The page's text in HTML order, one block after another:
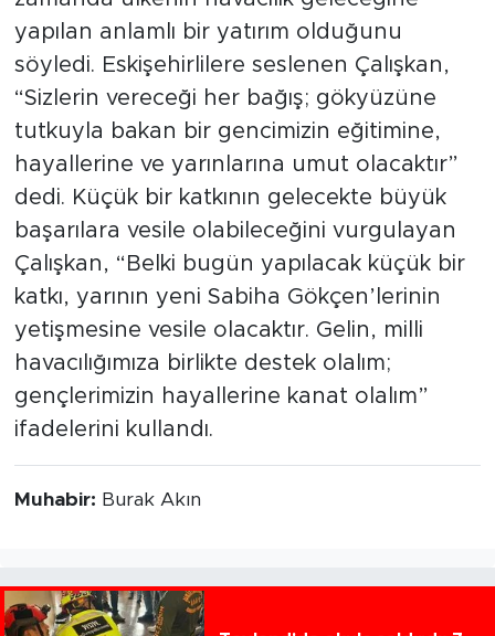
yapılan anlamlı bir yatırım olduğunu
söyledi. Eskişehirlilere seslenen Çalışkan,
“Sizlerin vereceği her bağış; gökyüzüne
tutkuyla bakan bir gencimizin eğitimine,
hayallerine ve yarınlarına umut olacaktır”
dedi. Küçük bir katkının gelecekte büyük
başarılara vesile olabileceğini vurgulayan
Çalışkan, “Belki bugün yapılacak küçük bir
katkı, yarının yeni Sabiha Gökçen’lerinin
yetişmesine vesile olacaktır. Gelin, milli
havacılığımıza birlikte destek olalım;
gençlerimizin hayallerine kanat olalım”
ifadelerini kullandı.
Muhabir: Burak Akın